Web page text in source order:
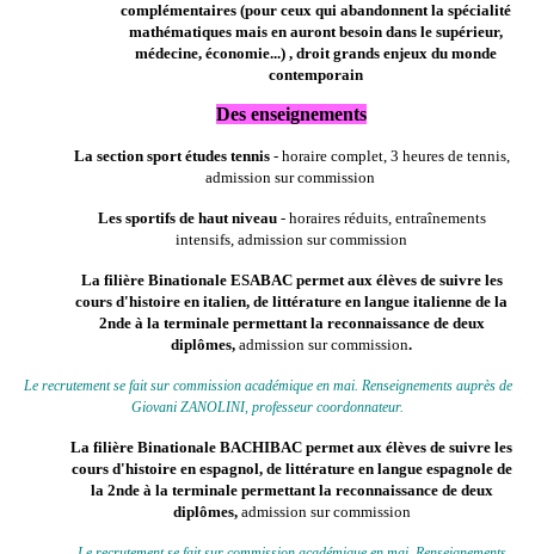
complémentaires (pour ceux qui abandonnent la spécialité
mathématiques mais en auront besoin dans le supérieur,
médecine, économie...) , droit grands enjeux du monde
contemporain
Des enseignements
La section sport études tennis- horaire complet, 3 heures de tennis,
admission sur commission
Les sportifs de haut niveau - horaires réduits, entraînements
intensifs, admission sur commission
La filière Binationale ESABAC permet aux élèves de suivre les
cours d'histoire en italien, de littérature en langue italienne de la
2nde à la terminale permettant la reconnaissance de deux
diplômes, admission sur commission.
Le recrutement se fait sur commission académique en mai. Renseignements auprès de
Giovani ZANOLINI, professeur coordonnateur.
La filière Binationale BACHIBAC permet aux élèves de suivre les
cours d'histoire en espagnol, de littérature en langue espagnole de
la 2nde à la terminale permettant la reconnaissance de deux
diplômes, admission sur commission